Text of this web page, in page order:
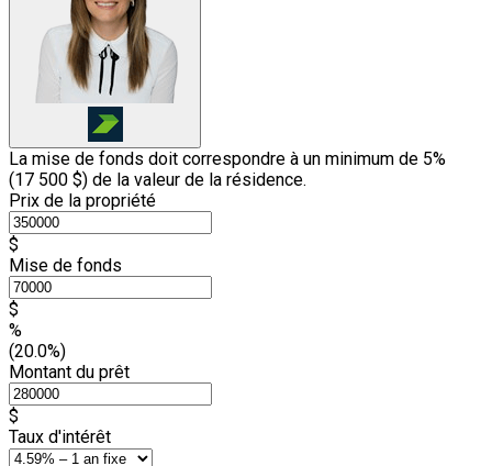
La mise de fonds doit correspondre à un minimum de 5%
(17 500 $) de la valeur de la résidence.
Prix de la propriété
$
Mise de fonds
$
%
(20.0%)
Montant du prêt
$
Taux d'intérêt